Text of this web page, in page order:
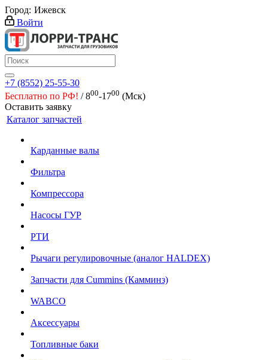
Город: Ижевск
Войти
+7 (8552) 25-55-30
Бесплатно по РФ! / 800-1700 (Мск)
Оставить заявку
Каталог запчастей
Карданные валы
Фильтра
Компрессора
Насосы ГУР
РТИ
Рычаги регулировочные (аналог HALDEX)
Запчасти для Cummins (Камминз)
WABCO
Аксессуары
Топливные баки